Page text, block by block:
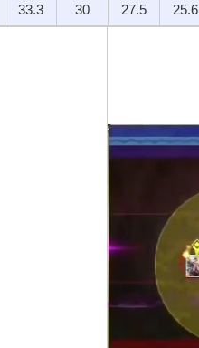
33.3 30 27.5 25.6